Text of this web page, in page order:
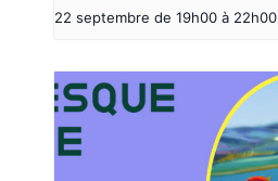
22 septembre de 19h00 à 22h00